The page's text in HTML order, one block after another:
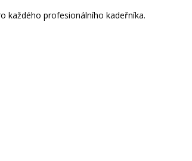
každého profesionálního kadeřníka.